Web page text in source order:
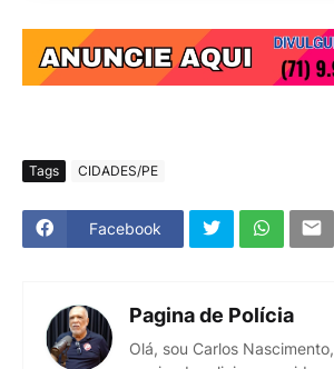
Tags CIDADES/PE
Facebook
Pagina de Polícia
Olá, sou Carlos